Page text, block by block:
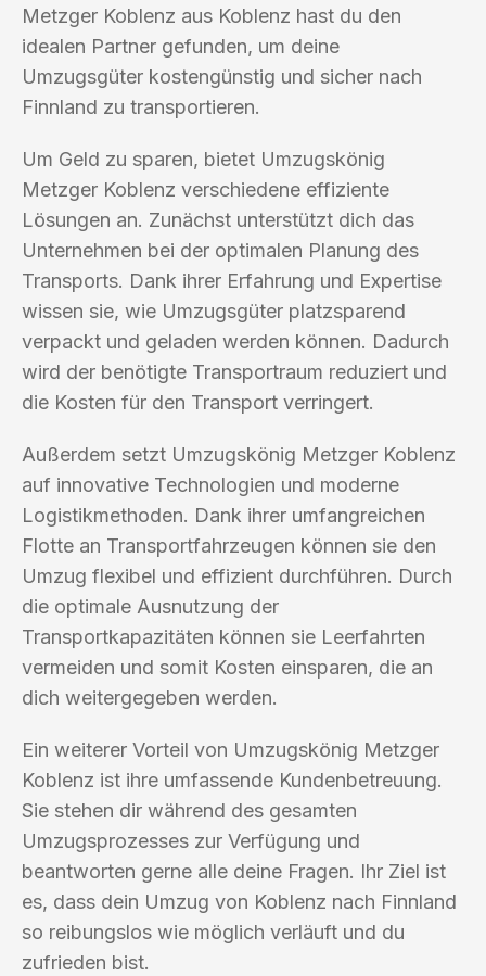
Metzger Koblenz aus Koblenz hast du den
idealen Partner gefunden, um deine
Umzugsgüter kostengünstig und sicher nach
Finnland zu transportieren.
Um Geld zu sparen, bietet Umzugskönig
Metzger Koblenz verschiedene effiziente
Lösungen an. Zunächst unterstützt dich das
Unternehmen bei der optimalen Planung des
Transports. Dank ihrer Erfahrung und Expertise
wissen sie, wie Umzugsgüter platzsparend
verpackt und geladen werden können. Dadurch
wird der benötigte Transportraum reduziert und
die Kosten für den Transport verringert.
Außerdem setzt Umzugskönig Metzger Koblenz
auf innovative Technologien und moderne
Logistikmethoden. Dank ihrer umfangreichen
Flotte an Transportfahrzeugen können sie den
Umzug flexibel und effizient durchführen. Durch
die optimale Ausnutzung der
Transportkapazitäten können sie Leerfahrten
vermeiden und somit Kosten einsparen, die an
dich weitergegeben werden.
Ein weiterer Vorteil von Umzugskönig Metzger
Koblenz ist ihre umfassende Kundenbetreuung.
Sie stehen dir während des gesamten
Umzugsprozesses zur Verfügung und
beantworten gerne alle deine Fragen. Ihr Ziel ist
es, dass dein Umzug von Koblenz nach Finnland
so reibungslos wie möglich verläuft und du
zufrieden bist.